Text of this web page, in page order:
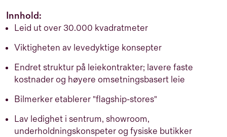
Innhold:
Leid ut over 30.000 kvadratmeter
Viktigheten av levedyktige konsepter
Endret struktur på leiekontrakter; lavere faste
kostnader og høyere omsetningsbasert leie
Bilmerker etablerer "flagship-stores"
Lav ledighet i sentrum, showroom,
underholdningskonspeter og fysiske butikker